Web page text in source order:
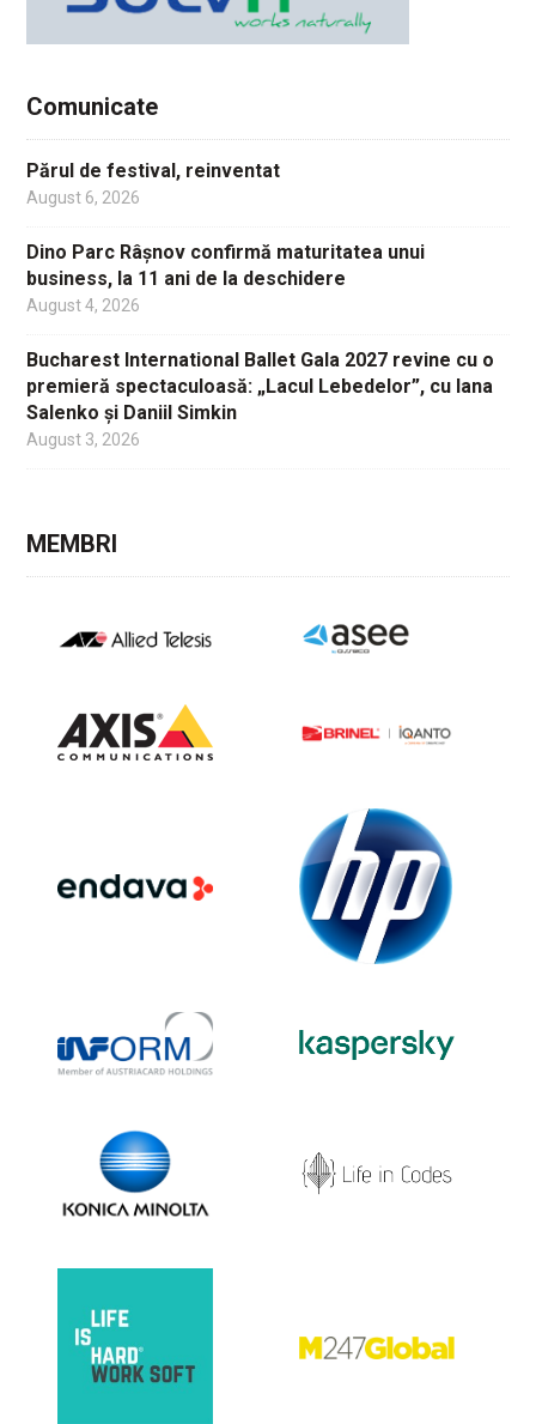
Comunicate
Părul de festival, reinventat
August 6, 2026
Dino Parc Râșnov confirmă maturitatea unui
business, la 11 ani de la deschidere
August 4, 2026
Bucharest International Ballet Gala 2027 revine cu o
premieră spectaculoasă: „Lacul Lebedelor”, cu Iana
Salenko și Daniil Simkin
August 3, 2026
MEMBRI